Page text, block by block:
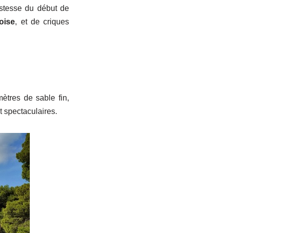
du début de
, et de criques
de sable fin,
spectaculaires.